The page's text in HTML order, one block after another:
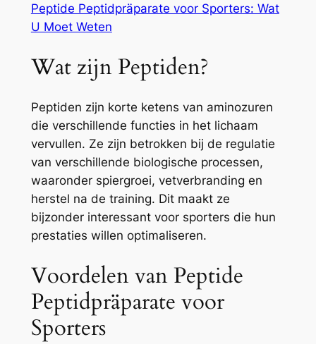
Peptide Peptidpräparate voor Sporters: Wat
U Moet Weten
Wat zijn Peptiden?
Peptiden zijn korte ketens van aminozuren
die verschillende functies in het lichaam
vervullen. Ze zijn betrokken bij de regulatie
van verschillende biologische processen,
waaronder spiergroei, vetverbranding en
herstel na de training. Dit maakt ze
bijzonder interessant voor sporters die hun
prestaties willen optimaliseren.
Voordelen van Peptide
Peptidpräparate voor
Sporters